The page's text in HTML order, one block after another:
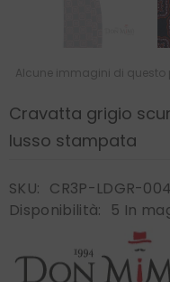
Alcune immagini di questo
Cravatta grigio
lusso stampata
SKU: CR3P-LDGR-
Disponibilità:
5 In